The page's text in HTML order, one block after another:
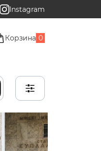
Instagram
Корзина 0